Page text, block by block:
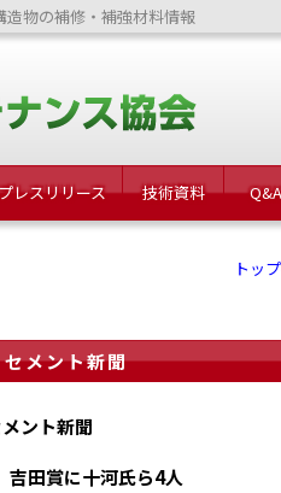
物の補修・補強材料情報
レスリリース 技術資料 Q&A
トッ
メント新聞
ント新聞
田賞に十河氏ら4人